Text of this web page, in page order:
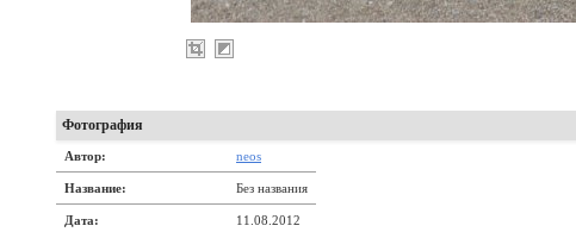
Фотография
Автор: neos
Название: Без названия
Дата: 11.08.2012